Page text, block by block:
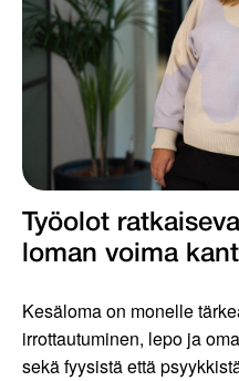
Työolot
loman voima
Kesäloma on monelle
irrottautuminen, lepo ja
sekä fyysistä että